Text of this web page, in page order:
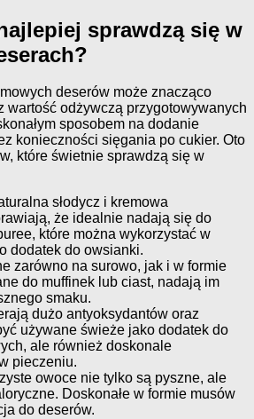
sprawdzą się w
deserów może znacząco
wartość odżywczą przygotowywanych
sposobem na dodanie
konieczności sięgania po cukier. Oto
które świetnie sprawdzą się w
słodycz i kremowa
że idealnie nadają się do
które można wykorzystać w
dodatek do owsianki.
zarówno na surowo, jak i w formie
do muffinek lub ciast, nadają im
smaku.
dużo antyoksydantów oraz
używane świeże jako dodatek do
ale również doskonale
pieczeniu.
owoce nie tylko są pyszne, ale
Doskonałe w formie musów
do deserów.